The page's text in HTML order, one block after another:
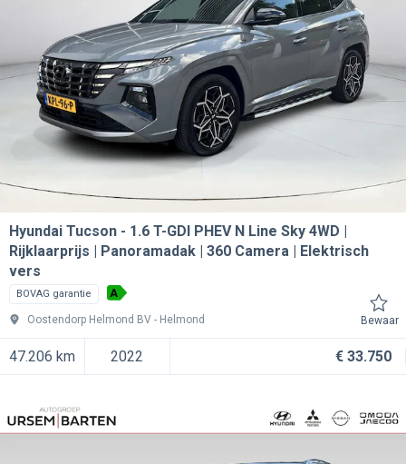
Hyundai Tucson
1.6 T-GDI PHEV N Line Sky 4WD |
Rijklaarprijs | Panoramadak | 360 Camera | Elektrisch
vers
BOVAG garantie A
Oostendorp Helmond BV Helmond Bewaar
47.206 km 2022 € 33.750